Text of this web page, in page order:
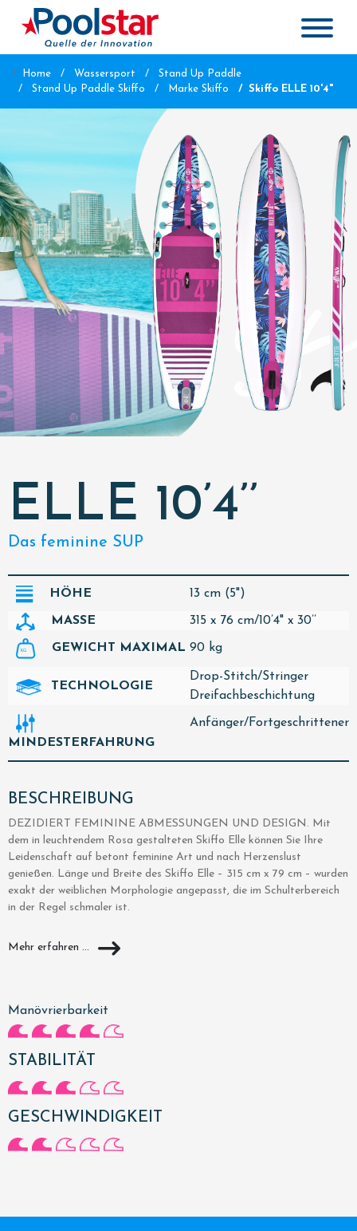
Home Wassersport
Stand Up Paddle
Stand Up Paddle Skiffo
Marke Skiffo Skiffo ELLE 10'4"
ELLE 10’4’’
Das feminine SUP
HÖHE 13 cm (5")
MASSE 315 x 76 cm/10’4" x 30’’
GEWICHT MAXIMAL 90 kg
TECHNOLOGIE
Drop-Stitch/Stringer
Dreifachbeschichtung
MINDESTERFAHRUNG
Anfänger/Fortgeschrittener
BESCHREIBUNG
DEZIDIERT FEMININE ABMESSUNGEN UND DESIGN. Mit
dem in leuchtendem Rosa gestalteten Skiffo Elle können Sie Ihre
Leidenschaft auf betont feminine Art und nach Herzenslust
genießen. Länge und Breite des Skiffo Elle – 315 cm x 79 cm – wurden
exakt der weiblichen Morphologie angepasst, die im Schulterbereich
in der Regel schmaler ist.
Mehr erfahren ...
Manövrierbarkeit
STABILITÄT
GESCHWINDIGKEIT